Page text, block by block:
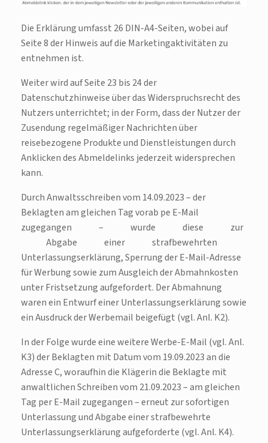
Die Erklärung umfasst 26 DIN-A4-Seiten, wobei auf
Seite 8 der Hinweis auf die Marketingaktivitäten zu
entnehmen ist.
Weiter wird auf Seite 23 bis 24 der
Datenschutzhinweise über das Widerspruchsrecht des
Nutzers unterrichtet; in der Form, dass der Nutzer der
Zusendung regelmäßiger Nachrichten über
reisebezogene Produkte und Dienstleistungen durch
Anklicken des Abmeldelinks jederzeit widersprechen
kann.
Durch Anwaltsschreiben vom 14.09.2023 – der
Beklagten am gleichen Tag vorab pe E-Mail
zugegangen – wurde diese zur
Abgabe einer strafbewehrten
Unterlassungserklärung, Sperrung der E-Mail-Adresse
für Werbung sowie zum Ausgleich der Abmahnkosten
unter Fristsetzung aufgefordert. Der Abmahnung
waren ein Entwurf einer Unterlassungserklärung sowie
ein Ausdruck der Werbemail beigefügt (vgl. Anl. K2).
In der Folge wurde eine weitere Werbe-E-Mail (vgl. Anl.
K3) der Beklagten mit Datum vom 19.09.2023 an die
Adresse C, woraufhin die Klägerin die Beklagte mit
anwaltlichen Schreiben vom 21.09.2023 – am gleichen
Tag per E-Mail zugegangen – erneut zur sofortigen
Unterlassung und Abgabe einer strafbewehrte
Unterlassungserklärung aufgeforderte (vgl. Anl. K4).